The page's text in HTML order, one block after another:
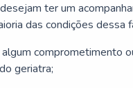
ter um
das condições dessa
comprometimento
geriatra;